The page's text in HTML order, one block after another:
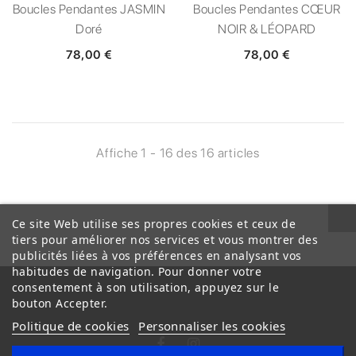
Boucles Pendantes JASMIN
Doré
78,00 €
Boucles Pendantes CŒUR
NOIR & LÉOPARD
78,00 €
Affiche 1 - 16 des 16 articles
Ce site Web utilise ses propres cookies et ceux de
tiers pour améliorer nos services et vous montrer des
publicités liées à vos préférences en analysant vos
habitudes de navigation. Pour donner votre
consentement à son utilisation, appuyez sur le
bouton Accepter.
Politique de cookies Personnaliser les cookies